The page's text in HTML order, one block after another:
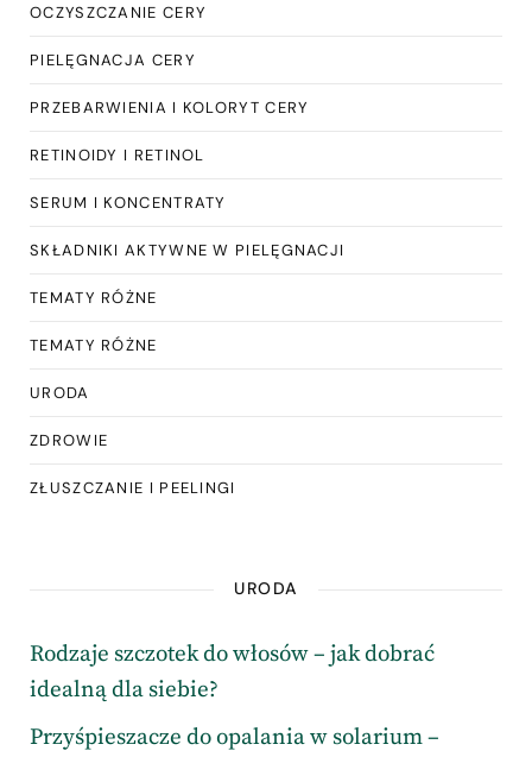
OCZYSZCZANIE CERY
PIELĘGNACJA CERY
PRZEBARWIENIA I KOLORYT CERY
RETINOIDY I RETINOL
SERUM I KONCENTRATY
SKŁADNIKI AKTYWNE W PIELĘGNACJI
TEMATY RÓŻNE
TEMATY RÓŻNE
URODA
ZDROWIE
ZŁUSZCZANIE I PEELINGI
URODA
Rodzaje szczotek do włosów – jak dobrać
idealną dla siebie?
Przyśpieszacze do opalania w solarium –